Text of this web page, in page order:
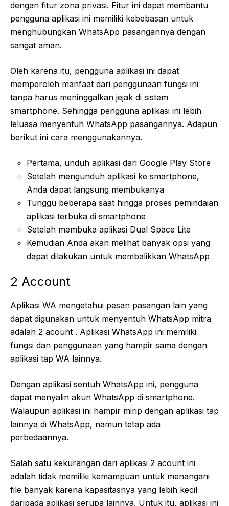
dengan fitur zona privasi. Fitur ini dapat membantu
pengguna aplikasi ini memiliki kebebasan untuk
menghubungkan WhatsApp pasangannya dengan
sangat aman.
Oleh karena itu, pengguna aplikasi ini dapat
memperoleh manfaat dari penggunaan fungsi ini
tanpa harus meninggalkan jejak di sistem
smartphone. Sehingga pengguna aplikasi ini lebih
leluasa menyentuh WhatsApp pasangannya. Adapun
berikut ini cara menggunakannya.
Pertama, unduh aplikasi dari Google Play Store
Setelah mengunduh aplikasi ke smartphone,
Anda dapat langsung membukanya
Tunggu beberapa saat hingga proses pemindaian
aplikasi terbuka di smartphone
Setelah membuka aplikasi Dual Space Lite
Kemudian Anda akan melihat banyak opsi yang
dapat dilakukan untuk membalikkan WhatsApp
2 Account
Aplikasi WA mengetahui pesan pasangan lain yang
dapat digunakan untuk menyentuh WhatsApp mitra
adalah 2 acount . Aplikasi WhatsApp ini memiliki
fungsi dan penggunaan yang hampir sama dengan
aplikasi tap WA lainnya.
Dengan aplikasi sentuh WhatsApp ini, pengguna
dapat menyalin akun WhatsApp di smartphone.
Walaupun aplikasi ini hampir mirip dengan aplikasi tap
lainnya di WhatsApp, namun tetap ada
perbedaannya.
Salah satu kekurangan dari aplikasi 2 acount ini
adalah tidak memiliki kemampuan untuk menangani
file banyak karena kapasitasnya yang lebih kecil
daripada aplikasi serupa lainnya. Untuk itu, aplikasi ini